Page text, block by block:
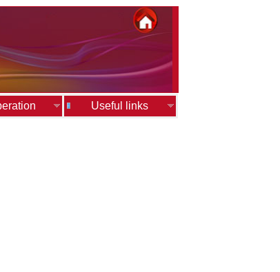
Useful links